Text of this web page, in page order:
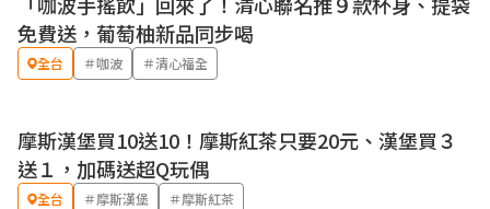
免費送，葡萄柚新品同步喝
全台 ＃咖波 ＃清心福全
優惠
摩斯漢堡買10送10！摩斯紅茶只要20元、漢堡買３
送１，加碼送超Q玩偶
全台 ＃摩斯漢堡 ＃摩斯紅茶